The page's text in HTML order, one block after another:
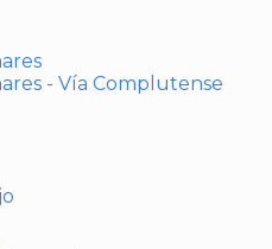
- Vía Complutense